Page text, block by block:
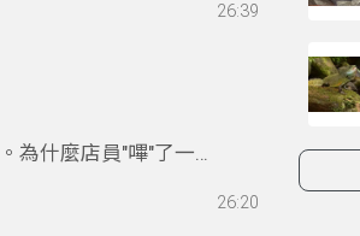
集的賽恩思遊樂園告訴26:39
為什麼店員"嗶"了一聲
26:20